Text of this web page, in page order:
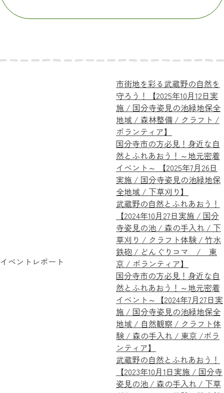
イベントレポート
市街地を彩る武蔵野の自然を
守ろう！【2025年10月12日実
施 / 国分寺姿見の池緑地保全
地域 / 森林整備 / クラフト /
ボランティア】
国分寺市の方必見！身近な自
然とふれあおう！～地元密着
イベント～ 【2025年7月26日
実施 / 国分寺姿見の池緑地保
全地域 / 下草刈り】
武蔵野の自然とふれあおう！
【2024年10月27日実施 / 国分
寺姿見の池 / 森の手入れ / 下
草刈り / クラフト体験 / 竹水
鉄砲 / どんぐりコマ / 東
京 / ボランティア】
国分寺市の方必見！身近な自
然とふれあおう！～地元密着
イベント～【2024年7月27日実
施 / 国分寺姿見の池緑地保全
地域 / 自然観察 / クラフト体
験 / 森の手入れ / 東京 /ボラ
ンティア】
武蔵野の自然とふれあおう！
【2023年10月1日実施 / 国分寺
姿見の池 / 森の手入れ / 下草